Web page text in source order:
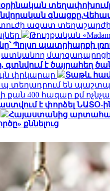
անօրինական
ազատ
Թուրքական
Պոլսո պատրիարքի
մարզադպրոցի
է ծայրահեղ
փրկարար
Տաթև
են
քան 400 հազար քմ
է փորձել ՆԱՏՕ-
Հայաստանից
քննելուց